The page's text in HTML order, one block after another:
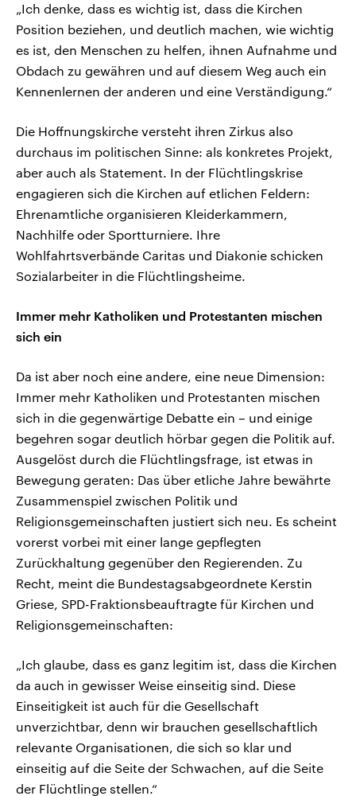
„Ich denke, dass es wichtig ist, dass die Kirchen
Position beziehen, und deutlich machen, wie wichtig
es ist, den Menschen zu helfen, ihnen Aufnahme und
Obdach zu gewähren und auf diesem Weg auch ein
Kennenlernen der anderen und eine Verständigung.“
Die Hoffnungskirche versteht ihren Zirkus also
durchaus im politischen Sinne: als konkretes Projekt,
aber auch als Statement. In der Flüchtlingskrise
engagieren sich die Kirchen auf etlichen Feldern:
Ehrenamtliche organisieren Kleiderkammern,
Nachhilfe oder Sportturniere. Ihre
Wohlfahrtsverbände Caritas und Diakonie schicken
Sozialarbeiter in die Flüchtlingsheime.
Immer mehr Katholiken und Protestanten mischen
sich ein
Da ist aber noch eine andere, eine neue Dimension:
Immer mehr Katholiken und Protestanten mischen
sich in die gegenwärtige Debatte ein – und einige
begehren sogar deutlich hörbar gegen die Politik auf.
Ausgelöst durch die Flüchtlingsfrage, ist etwas in
Bewegung geraten: Das über etliche Jahre bewährte
Zusammenspiel zwischen Politik und
Religionsgemeinschaften justiert sich neu. Es scheint
vorerst vorbei mit einer lange gepflegten
Zurückhaltung gegenüber den Regierenden. Zu
Recht, meint die Bundestagsabgeordnete Kerstin
Griese, SPD-Fraktionsbeauftragte für Kirchen und
Religionsgemeinschaften:
„Ich glaube, dass es ganz legitim ist, dass die Kirchen
da auch in gewisser Weise einseitig sind. Diese
Einseitigkeit ist auch für die Gesellschaft
unverzichtbar, denn wir brauchen gesellschaftlich
relevante Organisationen, die sich so klar und
einseitig auf die Seite der Schwachen, auf die Seite
der Flüchtlinge stellen.“